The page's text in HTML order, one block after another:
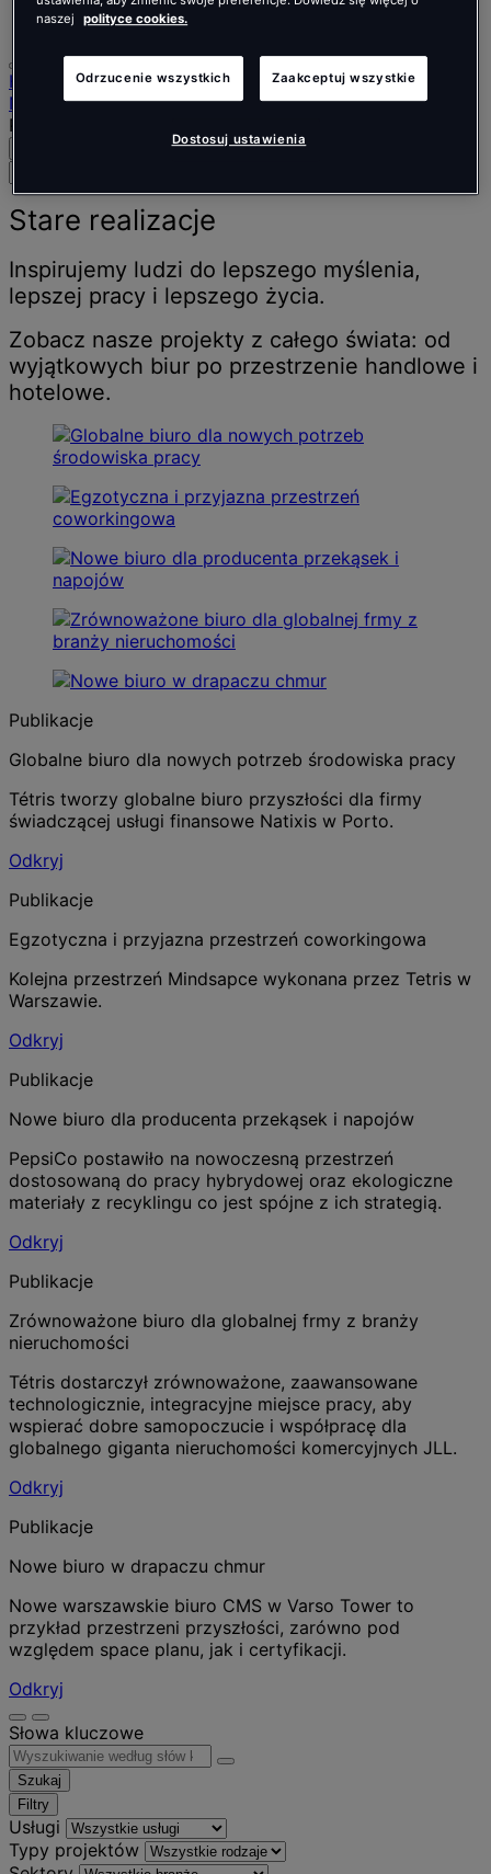
Polski
Home
Nasza praca
Page 2
osoby,
miejsca,
wiadomości
i
informacje
Stare realizacje
Inspirujemy ludzi do lepszego myślenia,
lepszej pracy i lepszego życia.
Zobacz nasze projekty z całego świata: od
wyjątkowych biur po przestrzenie handlowe i
hotelowe.
Publikacje
Globalne biuro dla nowych potrzeb środowiska pracy
Tétris tworzy globalne biuro przyszłości dla firmy
świadczącej usługi finansowe Natixis w Porto.
Odkryj
Publikacje
Egzotyczna i przyjazna przestrzeń coworkingowa
Kolejna przestrzeń Mindsapce wykonana przez Tetris w
Warszawie.
Odkryj
Publikacje
Nowe biuro dla producenta przekąsek i napojów
PepsiCo postawiło na nowoczesną przestrzeń
dostosowaną do pracy hybrydowej oraz ekologiczne
materiały z recyklingu co jest spójne z ich strategią.
Odkryj
Publikacje
Zrównoważone biuro dla globalnej frmy z branży
nieruchomości
Tétris dostarczył zrównoważone, zaawansowane
technologicznie, integracyjne miejsce pracy, aby
wspierać dobre samopoczucie i współpracę dla
globalnego giganta nieruchomości komercyjnych JLL.
Odkryj
Publikacje
Nowe biuro w drapaczu chmur
Nowe warszawskie biuro CMS w Varso Tower to
przykład przestrzeni przyszłości, zarówno pod
względem space planu, jak i certyfikacji.
Odkryj
Słowa kluczowe
Szukaj
Filtry
Usługi
Typy projektów
naszej
polityce cookies.
Odrzucenie wszystkich Zaakceptuj wszystkie
Dostosuj ustawienia